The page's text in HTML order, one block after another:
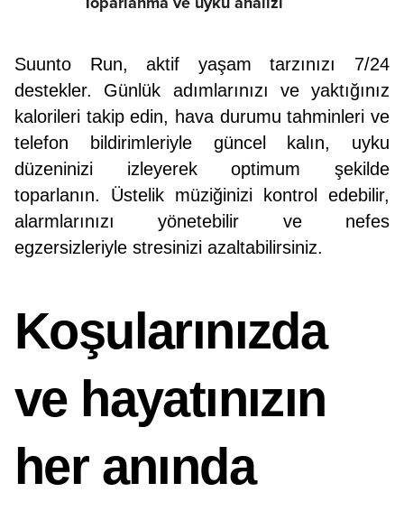
Suunto Run, aktif yaşam tarzınızı 7/24
destekler. Günlük adımlarınızı ve yaktığınız
kalorileri takip edin, hava durumu tahminleri ve
telefon bildirimleriyle güncel kalın, uyku
düzeninizi izleyerek optimum şekilde
toparlanın. Üstelik müziğinizi kontrol edebilir,
alarmlarınızı yönetebilir ve nefes
egzersizleriyle stresinizi azaltabilirsiniz.
Koşularınızda
ve hayatınızın
her anında